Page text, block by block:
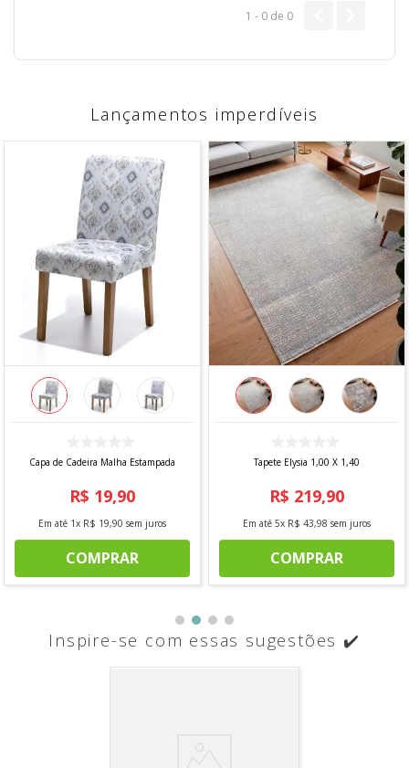
1 - 0 de 0
Lançamentos imperdíveis
Capa de Cadeira Malha Estampada
R$ 19,90
Em até 1x R$ 19,90 sem juros
COMPRAR
Tapete Elysia 1,00 X 1,40
R$ 219,90
Em até 5x R$ 43,98 sem juros
COMPRAR
Inspire-se com essas sugestões ✔️